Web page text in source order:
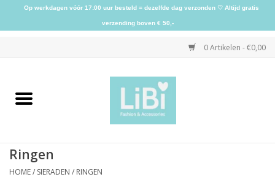
0 Artikelen - €0,00
Home
Kleding
Ringen
HOME/ SIERADEN / RINGEN
Op werkdagen vóór 17:00 uur besteld = dezelfde dag verzonden ♡ Altijd gratis
verzending boven € 50,-